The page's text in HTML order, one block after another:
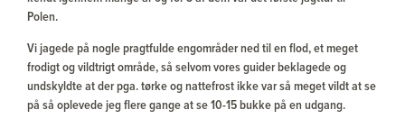
Polen.
Vi jagede på nogle pragtfulde engområder ned til en flod, et meget
frodigt og vildtrigt område, så selvom vores guider beklagede og
undskyldte at der pga. tørke og nattefrost ikke var så meget vildt at se
på så oplevede jeg flere gange at se 10-15 bukke på en udgang.